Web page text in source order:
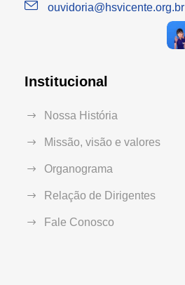
ouvidoria@hsvicente.org.br
Institucional
Nossa História
Missão, visão e valores
Organograma
Relação de Dirigentes
Fale Conosco